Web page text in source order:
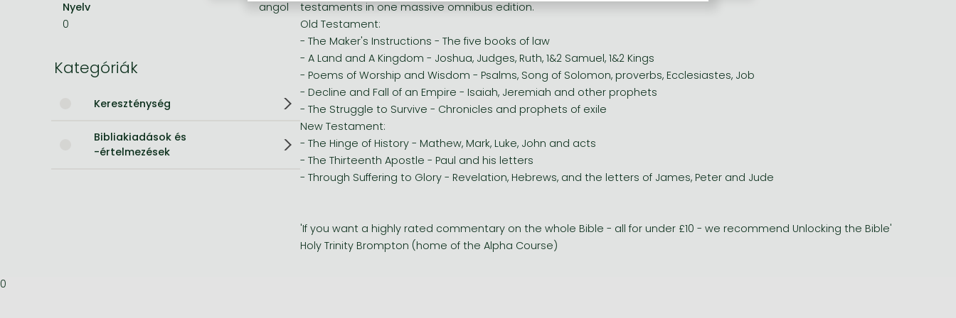
Bleach manga
Nyelv
angol
0
Kategóriák
Kereszténység
Bibliakiadások és
-értelmezések
testaments in one massive omnibus edition.
Old Testament:
- The Maker's Instructions - The five books of law
- A Land and A Kingdom - Joshua, Judges, Ruth, 1&2 Samuel, 1&2 Kings
- Poems of Worship and Wisdom - Psalms, Song of Solomon, proverbs, Ecclesiastes, Job
- Decline and Fall of an Empire - Isaiah, Jeremiah and other prophets
- The Struggle to Survive - Chronicles and prophets of exile
New Testament:
- The Hinge of History - Mathew, Mark, Luke, John and acts
- The Thirteenth Apostle - Paul and his letters
- Through Suffering to Glory - Revelation, Hebrews, and the letters of James, Peter and Jude
'If you want a highly rated commentary on the whole Bible - all for under £10 - we recommend Unlocking the Bible'
Holy Trinity Brompton (home of the Alpha Course)
0